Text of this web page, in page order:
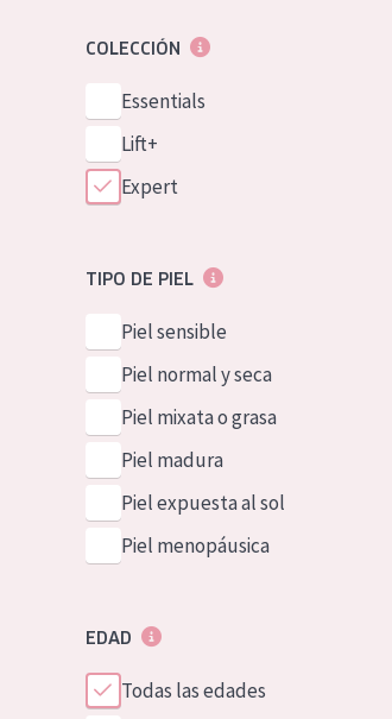
COLECCIÓN
Essentials
Lift+
Expert
TIPO DE PIEL
Piel sensible
Piel normal y seca
Piel mixata o grasa
Piel madura
Piel expuesta al sol
Piel menopáusica
EDAD
Todas las edades